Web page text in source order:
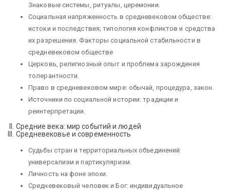
Знаковые системы, ритуалы, церемонии.
Социальная напряженность в средневековом обществе:
истоки и последствия; типология конфликтов и средства
их разрешения. Факторы социальной стабильности в
средневековом обществе
Церковь, религиозный опыт и проблема зарождения
толерантности.
Право в средневековом мире: обычай, процедура, закон.
Источники по социальной истории: традиции и
реинтерпретации.
II. Средние века: мир событий и людей
III. Средневековье и современность
Судьбы стран и территориальных объединений:
универсализм и партикуляризм.
Личность на фоне эпохи.
Средневековый человек и Бог: индивидуальное